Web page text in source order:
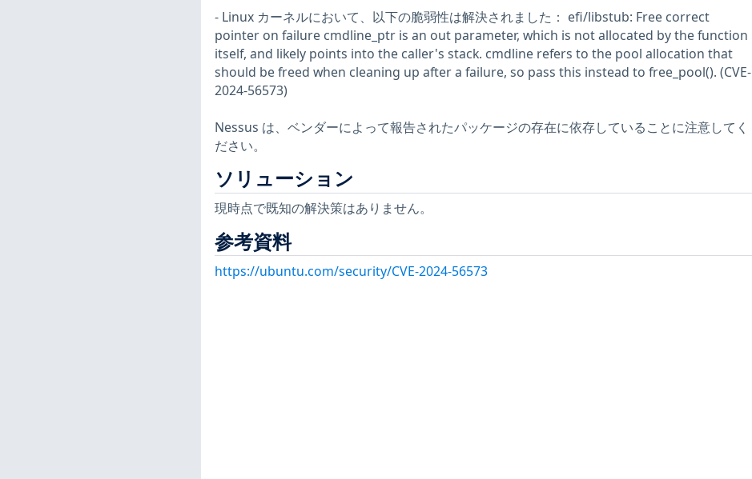
- Linux カーネルにおいて、以下の脆弱性は解決されました： efi/libstub: Free correct
pointer on failure cmdline_ptr is an out parameter, which is not allocated by the function
itself, and likely points into the caller's stack. cmdline refers to the pool allocation that
should be freed when cleaning up after a failure, so pass this instead to free_pool(). (CVE-
2024-56573)
Nessus は、ベンダーによって報告されたパッケージの存在に依存していることに注意してく
ださい。
ソリューション
現時点で既知の解決策はありません。
参考資料
https://ubuntu.com/security/CVE-2024-56573